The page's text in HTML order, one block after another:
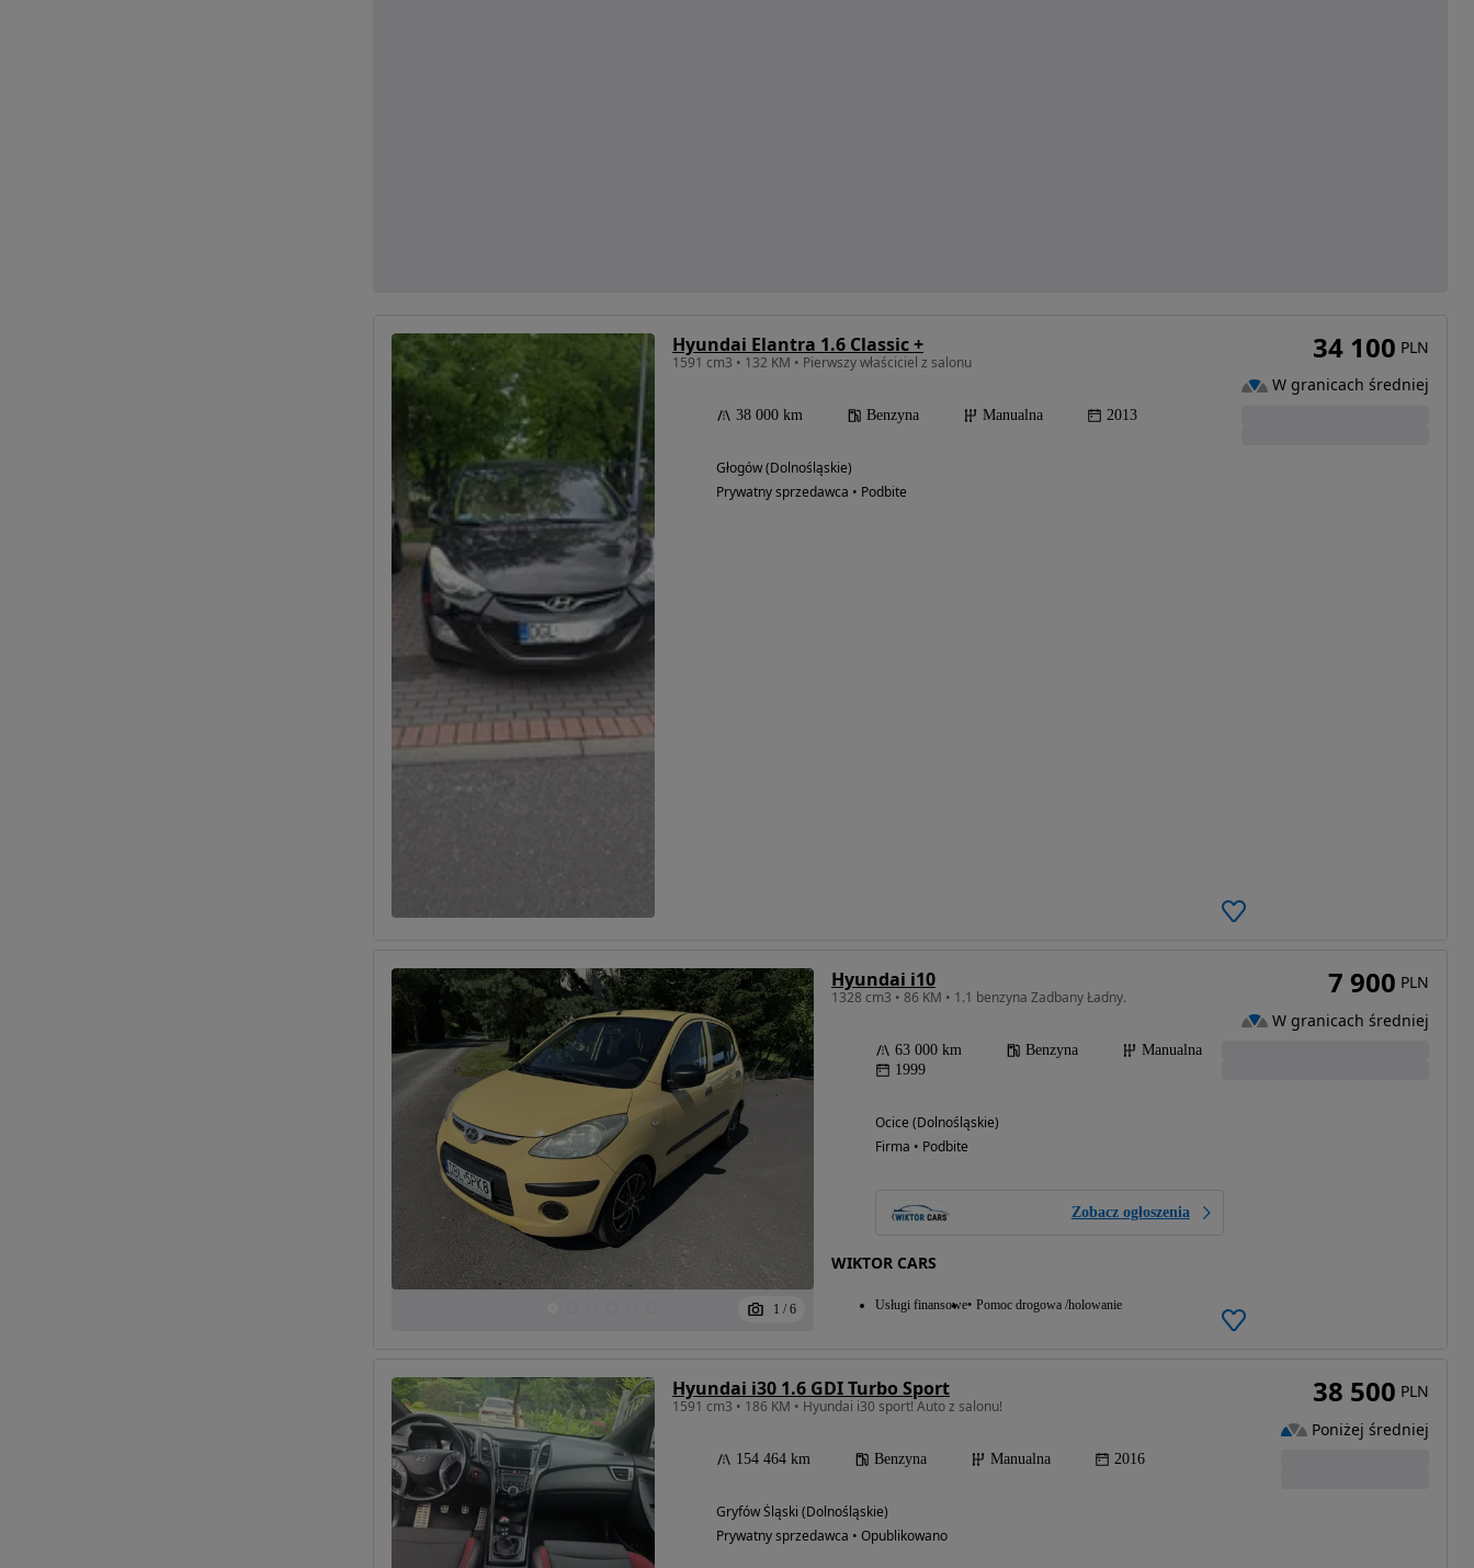
Hyundai Elantra 1.6 Classic +
1591 cm3 • 132 KM • Pierwszy właściciel z salonu
38 000 km Benzyna Manualna 2013
Głogów (Dolnośląskie)
Prywatny sprzedawca • Podbite
34 100 PLN
W granicach średniej
1 / 6
Hyundai i10
1328 cm3 • 86 KM • 1.1 benzyna Zadbany Ładny.
63 000 km Benzyna
Manualna
1999
Ocice (Dolnośląskie)
Firma • Podbite
Zobacz ogłoszenia
WIKTOR CARS
Usługi finansowe Pomoc drogowa /holowanie
7 900 PLN
W granicach średniej
Hyundai i30 1.6 GDI Turbo Sport
1591 cm3 • 186 KM • Hyundai i30 sport! Auto z salonu!
154 464 km Benzyna Manualna 2016
Gryfów Śląski (Dolnośląskie)
Prywatny sprzedawca • Opublikowano
38 500 PLN
Poniżej średniej